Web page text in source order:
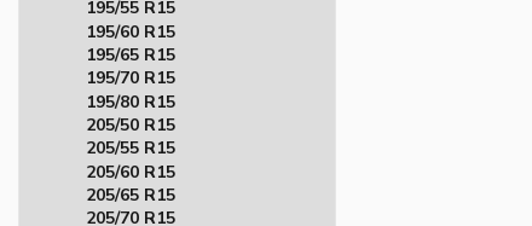
195/55 R15
195/60 R15
195/65 R15
195/70 R15
195/80 R15
205/50 R15
205/55 R15
205/60 R15
205/65 R15
205/70 R15